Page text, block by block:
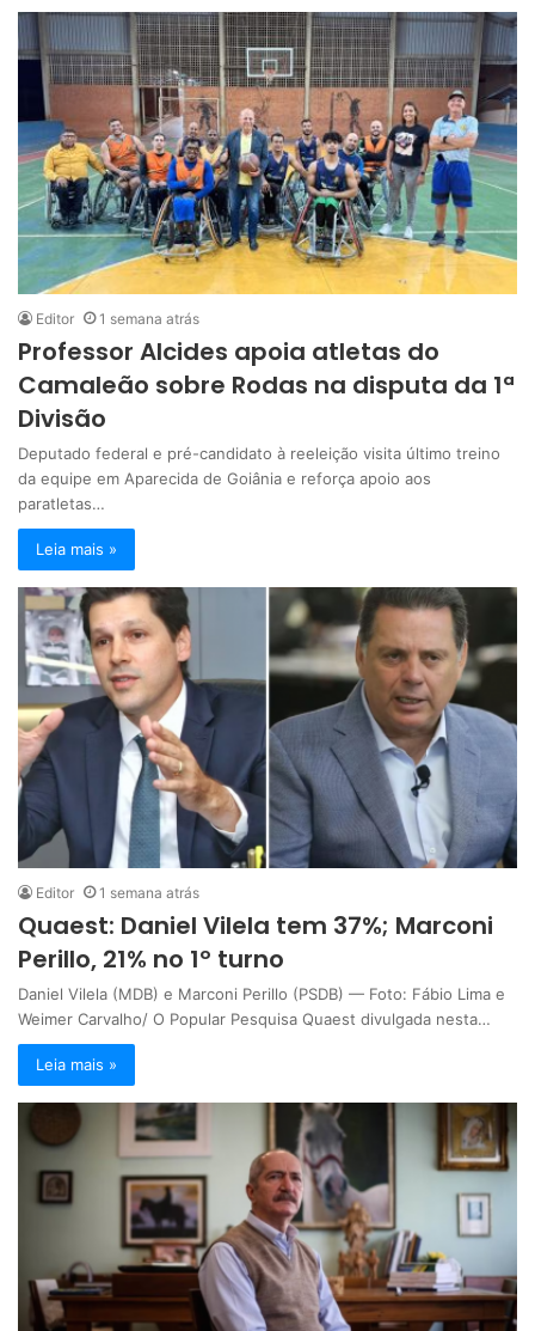
Editor 1 semana atrás
Professor Alcides apoia atletas do
Camaleão sobre Rodas na disputa da 1ª
Divisão
Deputado federal e pré-candidato à reeleição visita último treino
da equipe em Aparecida de Goiânia e reforça apoio aos
paratletas…
Leia mais »
Editor 1 semana atrás
Quaest: Daniel Vilela tem 37%; Marconi
Perillo, 21% no 1º turno
Daniel Vilela (MDB) e Marconi Perillo (PSDB) — Foto: Fábio Lima e
Weimer Carvalho/ O Popular Pesquisa Quaest divulgada nesta…
Leia mais »